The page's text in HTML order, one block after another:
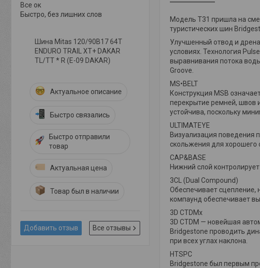
Модель T31 пришла на
туристических шин
Улучшенный отвод и
условиях. Технология
выравнивания потока
Groove.
MS•BELT
Конструкция MSB
перекрытие ремней, швов
устойчива, поскольку
ULTIMATEYE
Визуализация поведения
скольжения для хорошего
CAP&BASE
Нижний слой
3CL (Dual Compound)
Обеспечивает сцепление,
компаунд обеспечивает
3D CTDMx
3D CTDM — новейшая
Bridgestone проводить
при всех углах наклона.
HTSPC
Bridgestone был первым
Все ок
Быстро, без лишних слов
Шина Mitas 120/90B17 64T
ENDURO TRAIL XT+ DAKAR
TL/TT * R (E-09 DAKAR)
Актуальное описание
Быстро связались
Быстро отправили
товар
Актуальная цена
Товар был в наличии
Добавить отзыв Все отзывы